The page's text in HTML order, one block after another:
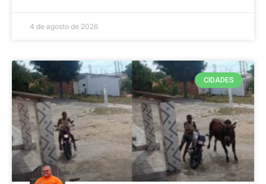
4 de agosto de 2026
CIDADES